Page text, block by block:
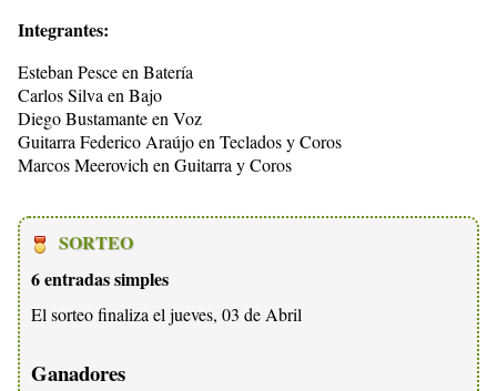
Integrantes:
Esteban Pesce en Batería
Carlos Silva en Bajo
Diego Bustamante en Voz
Guitarra Federico Araújo en Teclados y Coros
Marcos Meerovich en Guitarra y Coros
SORTEO
6 entradas simples
El sorteo finaliza el jueves, 03 de Abril
Ganadores